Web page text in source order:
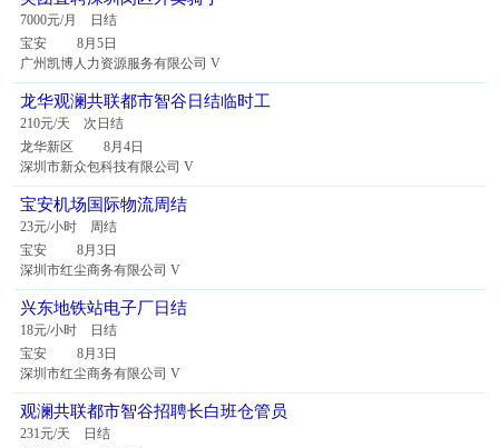
7000元/月 日结
宝安 8月5日
广州凯博人力资源服务有限公司 V
龙华观澜共联都市智谷日结临时工
210元/天 次日结
龙华新区 8月4日
深圳市新众包科技有限公司 V
宝安机场国际物流周结
23元/小时 周结
宝安 8月3日
深圳市红尘商务有限公司 V
兴东地铁站电子厂日结
18元/小时 日结
宝安 8月3日
深圳市红尘商务有限公司 V
观澜共联都市智谷招聘长白班仓管员
231元/天 日结